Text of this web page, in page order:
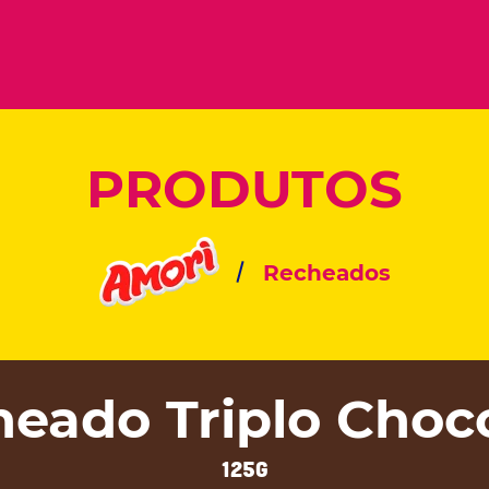
PRODUTOS
Recheados
Triplo
125g